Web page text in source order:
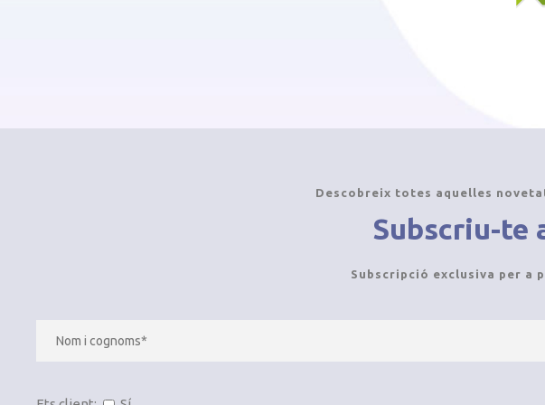
Descobreix totes aquelles
Subscriu-te
Subscripció exclusiva per a